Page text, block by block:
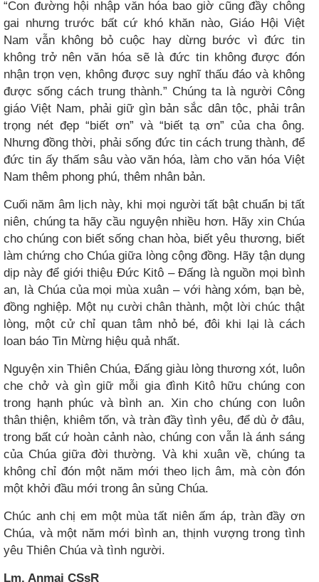
“Con đường hội nhập văn hóa bao giờ cũng đầy chông
gai nhưng trước bất cứ khó khăn nào, Giáo Hội Việt
Nam vẫn không bỏ cuộc hay dừng bước vì đức tin
không trở nên văn hóa sẽ là đức tin không được đón
nhận trọn vẹn, không được suy nghĩ thấu đáo và không
được sống cách trung thành.” Chúng ta là người Công
giáo Việt Nam, phải giữ gìn bản sắc dân tộc, phải trân
trọng nét đẹp “biết ơn” và “biết tạ ơn” của cha ông.
Nhưng đồng thời, phải sống đức tin cách trung thành, để
đức tin ấy thấm sâu vào văn hóa, làm cho văn hóa Việt
Nam thêm phong phú, thêm nhân bản.
Cuối năm âm lịch này, khi mọi người tất bật chuẩn bị tất
niên, chúng ta hãy cầu nguyện nhiều hơn. Hãy xin Chúa
cho chúng con biết sống chan hòa, biết yêu thương, biết
làm chứng cho Chúa giữa lòng cộng đồng. Hãy tận dụng
dịp này để giới thiệu Đức Kitô – Đấng là nguồn mọi bình
an, là Chúa của mọi mùa xuân – với hàng xóm, bạn bè,
đồng nghiệp. Một nụ cười chân thành, một lời chúc thật
lòng, một cử chỉ quan tâm nhỏ bé, đôi khi lại là cách
loan báo Tin Mừng hiệu quả nhất.
Nguyện xin Thiên Chúa, Đấng giàu lòng thương xót, luôn
che chở và gìn giữ mỗi gia đình Kitô hữu chúng con
trong hạnh phúc và bình an. Xin cho chúng con luôn
thân thiện, khiêm tốn, và tràn đầy tình yêu, để dù ở đâu,
trong bất cứ hoàn cảnh nào, chúng con vẫn là ánh sáng
của Chúa giữa đời thường. Và khi xuân về, chúng ta
không chỉ đón một năm mới theo lịch âm, mà còn đón
một khởi đầu mới trong ân sủng Chúa.
Chúc anh chị em một mùa tất niên ấm áp, tràn đầy ơn
Chúa, và một năm mới bình an, thịnh vượng trong tình
yêu Thiên Chúa và tình người.
Lm. Anmai CSsR